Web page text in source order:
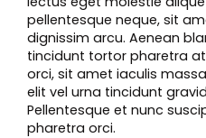
pellentesque neque, sit
dignissim arcu. Aenean
tincidunt tortor pharetra
orci, sit amet iaculis
elit vel urna tincidunt
Pellentesque et nunc
pharetra orci.